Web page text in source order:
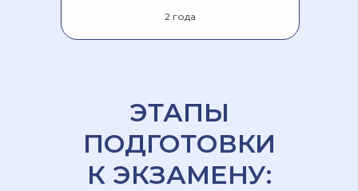
2 года
ЭТАПЫ
ПОДГОТОВКИ
К ЭКЗАМЕНУ: